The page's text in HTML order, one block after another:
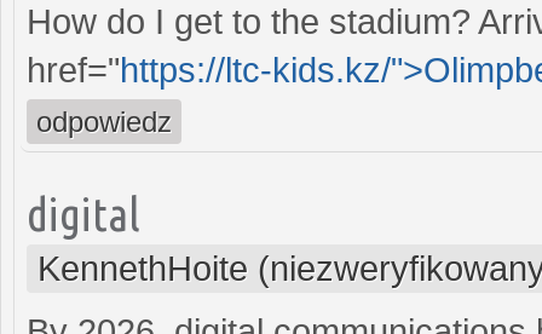
How do I get to the stadium?
href="https://ltc-kids.kz/
odpowiedz
digital
KennethHoite